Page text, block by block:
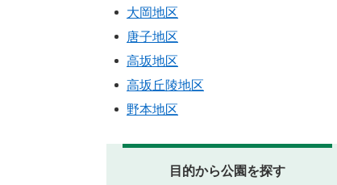
大岡地区
唐子地区
高坂地区
高坂丘陵地区
野本地区
目的から公園を探す